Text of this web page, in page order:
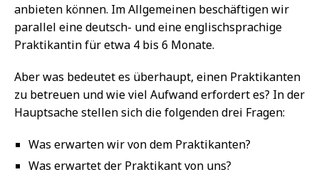
anbieten können. Im Allgemeinen beschäftigen wir
parallel eine deutsch- und eine englischsprachige
Praktikantin für etwa 4 bis 6 Monate.
Aber was bedeutet es überhaupt, einen Praktikanten
zu betreuen und wie viel Aufwand erfordert es? In der
Hauptsache stellen sich die folgenden drei Fragen:
Was erwarten wir von dem Praktikanten?
Was erwartet der Praktikant von uns?